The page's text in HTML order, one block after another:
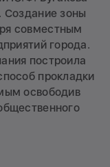
Создание зоны
совместным
города.
построила
прокладки
освободив